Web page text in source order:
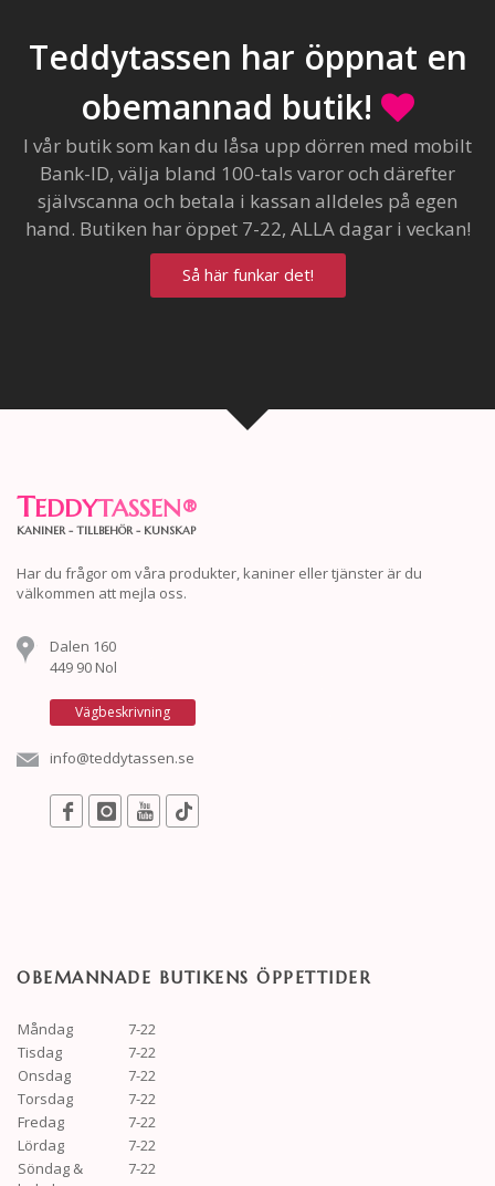
Teddytassen har öppnat en
obemannad butik!
I vår butik som kan du låsa upp dörren med mobilt
Bank-ID, välja bland 100-tals varor och därefter
självscanna och betala i kassan alldeles på egen
hand. Butiken har öppet 7-22, ALLA dagar i veckan!
Så här funkar det!
TEDDYTASSEN®
KANINER - TILLBEHÖR - KUNSKAP
Har du frågor om våra produkter, kaniner eller tjänster är du
välkommen att mejla oss.
Dalen 160
449 90 Nol
Vägbeskrivning
info@teddytassen.se
OBEMANNADE BUTIKENS ÖPPETTIDER
Måndag
7-22
Tisdag
7-22
Onsdag
7-22
Torsdag
7-22
Fredag
7-22
Lördag
7-22
Söndag &
7-22